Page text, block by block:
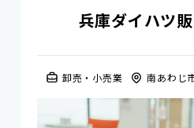
兵庫ダイハツ
卸売・小売業 南あわじ